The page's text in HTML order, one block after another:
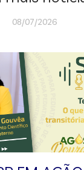
08/07/2026